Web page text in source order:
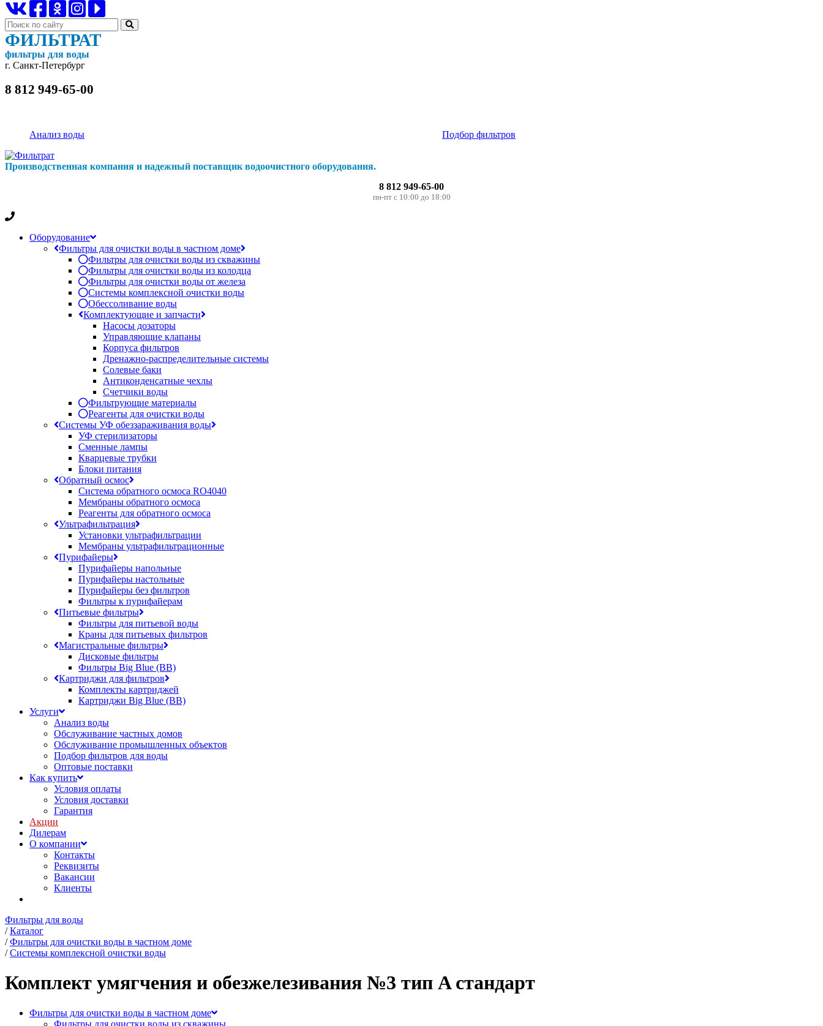
ФИЛЬТРАТ
фильтры для воды
г. Санкт-Петербург
8 812 949-65-00
Анализ воды Подбор фильтров
Производственная компания и надежный поставщик водоочистного оборудования.
8 812 949-65-00
пн-пт с 10:00 до 18:00
Оборудование
Фильтры для очистки воды в частном доме
Фильтры для очистки воды из скважины
Фильтры для очистки воды из колодца
Фильтры для очистки воды от железа
Системы комплексной очистки воды
Обессоливание воды
Комплектующие и запчасти
Насосы дозаторы
Управляющие клапаны
Корпуса фильтров
Дренажно-распределительные системы
Солевые баки
Антиконденсатные чехлы
Счетчики воды
Фильтрующие материалы
Реагенты для очистки воды
Системы УФ обеззараживания воды
УФ стерилизаторы
Сменные лампы
Кварцевые трубки
Блоки питания
Обратный осмос
Система обратного осмоса RO4040
Мембраны обратного осмоса
Реагенты для обратного осмоса
Ультрафильтрация
Установки ультрафильтрации
Мембраны ультрафильтрационные
Пурифайеры
Пурифайеры напольные
Пурифайеры настольные
Пурифайеры без фильтров
Фильтры к пурифайерам
Питьевые фильтры
Фильтры для питьевой воды
Краны для питьевых фильтров
Магистральные фильтры
Дисковые фильтры
Фильтры Big Blue (BB)
Картриджи для фильтров
Комплекты картриджей
Картриджи Big Blue (BB)
Услуги
Анализ воды
Обслуживание частных домов
Обслуживание промышленных объектов
Подбор фильтров для воды
Оптовые поставки
Как купить
Условия оплаты
Условия доставки
Гарантия
Акции
Дилерам
О компании
Контакты
Реквизиты
Вакансии
Клиенты
Фильтры для воды
/ Каталог
/ Фильтры для очистки воды в частном доме
/ Системы комплексной очистки воды
Комплект умягчения и обезжелезивания №3 тип A стандарт
Фильтры для очистки воды в частном доме
Фильтры для очистки воды из скважины